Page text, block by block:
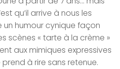
qu’il arrive à nous les
un humour cynique façon
scènes « tarte à la crème »
aux mimiques expressives
à rire sans retenue.